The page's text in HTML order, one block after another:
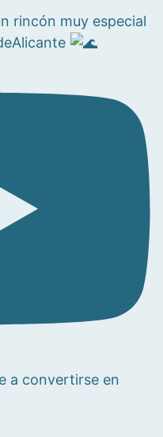
rincón muy especial
a convertirse en